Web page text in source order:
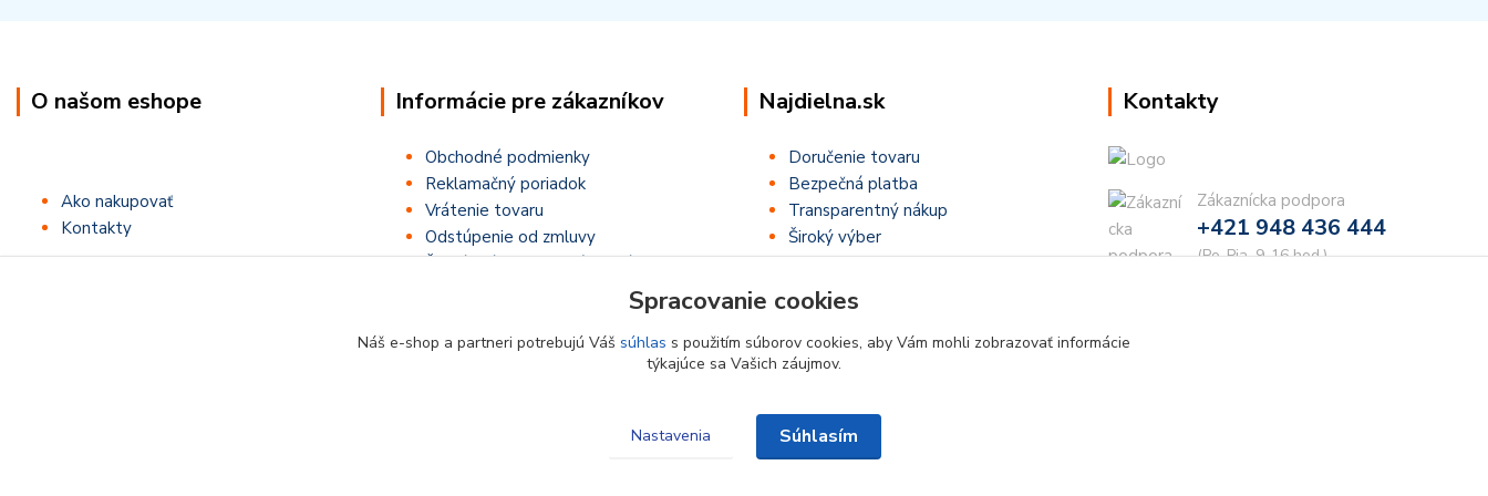
O našom eshope
Ako nakupovať
Kontakty
Informácie pre zákazníkov
Obchodné podmienky
Reklamačný poriadok
Vrátenie tovaru
Odstúpenie od zmluvy
Štatút súťaže ,,Letná NajSúťaž,,
Najdielna.sk
Doručenie tovaru
Bezpečná platba
Transparentný nákup
Široký výber
Kontakty
Zákaznícka podpora
+421 948 436 444
(Po-Pia, 9-16 hod.)
Spracovanie cookies
Náš e-shop a partneri potrebujú Váš súhlas s použitím súborov cookies, aby Vám mohli zobrazovať informácie
týkajúce sa Vašich záujmov.
Nastavenia Súhlasím